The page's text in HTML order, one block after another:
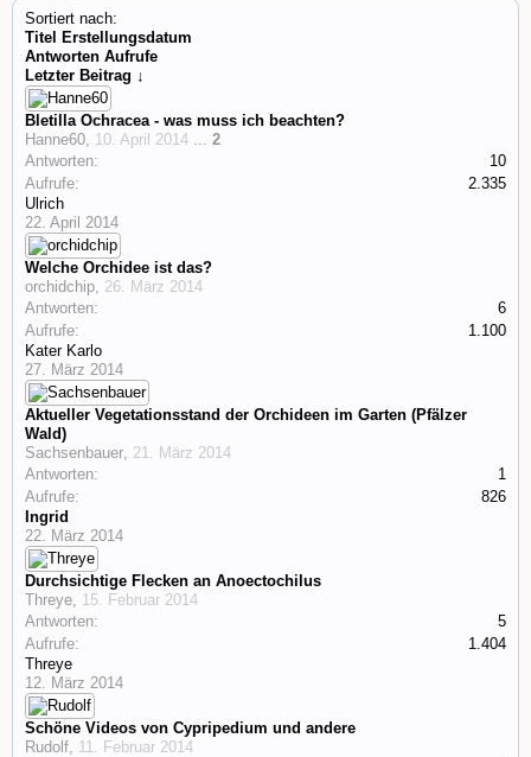
Sortiert nach:
Titel
Erstellungsdatum
Antworten Aufrufe
Letzter Beitrag ↓
Bletilla Ochracea - was muss ich beachten?
Hanne60, 10. April 2014 ... 2
Antworten:
10
Aufrufe:
2.335
Ulrich
22. April 2014
Welche Orchidee ist das?
orchidchip, 26. März 2014
Antworten:
6
Aufrufe:
1.100
Kater Karlo
27. März 2014
Aktueller Vegetationsstand der Orchideen im Garten (Pfälzer
Wald)
Sachsenbauer, 21. März 2014
Antworten:
1
Aufrufe:
826
Ingrid
22. März 2014
Durchsichtige Flecken an Anoectochilus
Threye, 15. Februar 2014
Antworten:
5
Aufrufe:
1.404
Threye
12. März 2014
Schöne Videos von Cypripedium und andere
Rudolf, 11. Februar 2014